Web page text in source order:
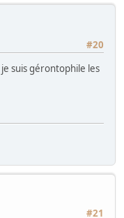
#20
suis gérontophile les
#21